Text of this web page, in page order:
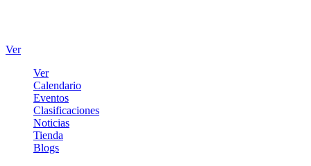
Ver
Ver
Calendario
Eventos
Clasificaciones
Noticias
Tienda
Blogs